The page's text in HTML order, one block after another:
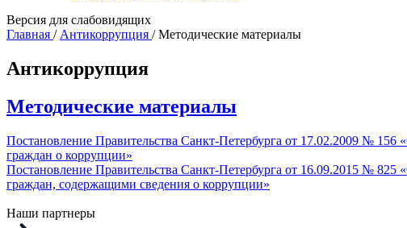
Версия для слабовидящих
Главная / Антикоррупция /Методические материалы
Антикоррупция
Методические материалы
Постановление Правительства Санкт‑Петербурга от 17.02.2009 №
граждан о коррупции»
Постановление Правительства Санкт‑Петербурга от 16.09.2015 №
граждан, содержащими сведения о коррупции»
Наши партнеры